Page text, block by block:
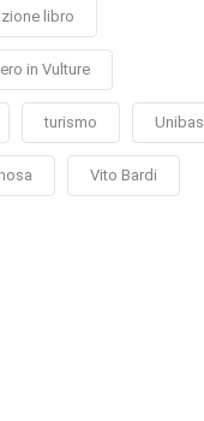
libro
in Vulture
turismo Unibas
Vito Bardi